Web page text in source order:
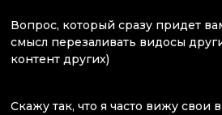
Вопрос, который сразу придет
смысл перезаливать видосы
контент других)
Скажу так, что я часто вижу свои